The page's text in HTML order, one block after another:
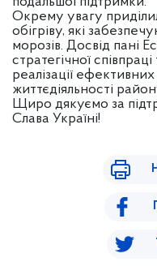
Окрему увагу
обігріву, які
морозів. Досвід пані
стратегічної
реалізації
життєдіяльності
Щиро дякуємо за
Слава Україні!